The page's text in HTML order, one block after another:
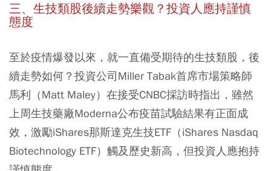
三、生技類股後續走勢樂觀？投資人應持謹慎
態度
至於疫情爆發以來，就一直備受期待的生技類股，後
續走勢如何？投資公司Miller Tabak首席市場策略師
馬利（Matt Maley）在接受CNBC採訪時指出，雖然
上周生技藥廠Moderna公布疫苗試驗結果有正面成
效，激勵iShares那斯達克生技ETF（iShares Nasdaq
Biotechnology ETF）觸及歷史新高，但投資人應抱持